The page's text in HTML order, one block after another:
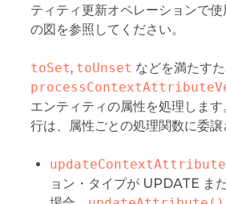
ティティ更新オペレーションで
の図を参照してください。
toSet, toUnset などを満たす
エンティティの属性を処理しま
行は、属性ごとの処理関数に委譲
ョン・タイプが UPDATE ま